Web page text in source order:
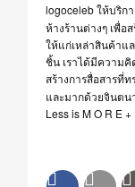
logoceleb ให้บริก
ห้างร้านต่างๆ เพื่อ
ให้แก่เหล่าสินค้าแ
ชิ้น เราได้มีความ
สร้างการสื่อสารที่ท
และมากด้วยจินตน
Less is M O R E +